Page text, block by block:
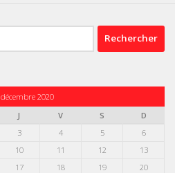
décembre 2020
J V S
D
3 4 5
6
10 11 12
13
17 18 19
20